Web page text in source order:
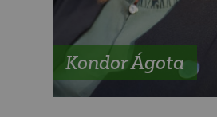
Kondor Ágota